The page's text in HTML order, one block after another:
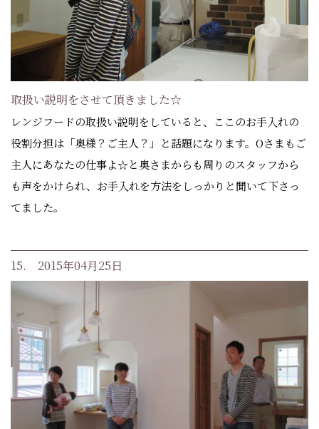
取扱い説明をさせて頂きました☆
レンジフードの取扱い説明をしていると、ここのお手入れの
役割分担は「奥様？ご主人？」と話題になります。Oさまもご
主人にあなたの仕事よ☆と奥さまからも周りのスタッフから
も声をかけられ、お手入れを方法をしっかりと聞いて下さっ
てました。
15. 2015年04月25日